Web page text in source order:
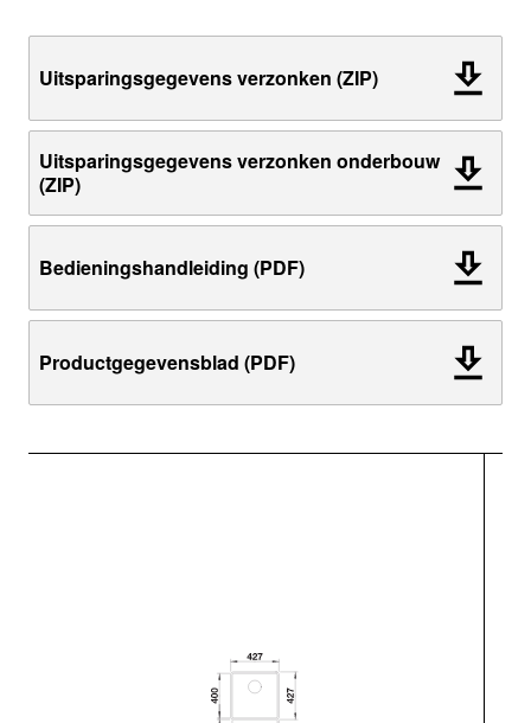
Uitsparingsgegevens verzonken (ZIP)
Uitsparingsgegevens verzonken onderbouw
(ZIP)
Bedieningshandleiding (PDF)
Productgegevensblad (PDF)